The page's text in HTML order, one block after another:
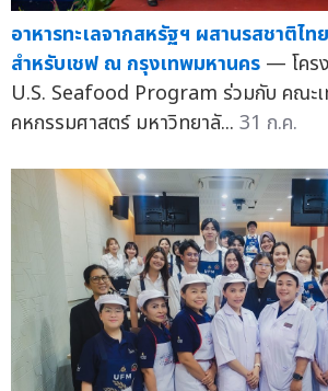
อาหารทะเลจากสหรัฐฯ ผสานรสชาติไท
สำหรับเชฟ ณ กรุงเทพมหานคร — โคร
U.S. Seafood Program ร่วมกับ คณะเ
คหกรรมศาสตร์ มหาวิทยาลั... 31 ก.ค.